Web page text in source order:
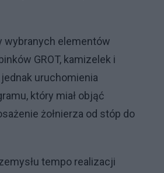
wybranych elementów
GROT, kamizelek i
uruchomienia
który miał objąć
żołnierza od stóp do
tempo realizacji